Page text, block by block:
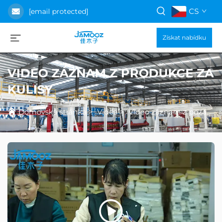
[email protected] CS
Získat nabídku
VIDEO ZÁZNAM Z PRODUKCE ZA
KULISY
Domovská stránka>Videa>Video záznam z pozadí výroby